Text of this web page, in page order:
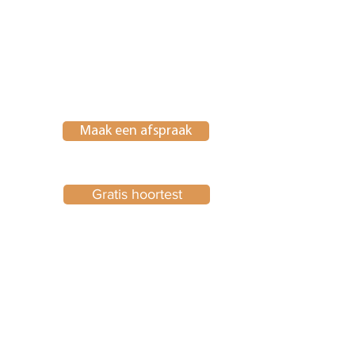
Maak een afspraak
Gratis hoortest